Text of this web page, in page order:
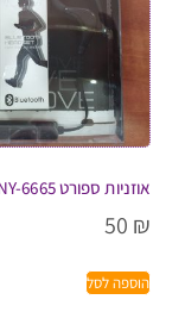
אוזניות ספורט NAVY NY-6665
50 ₪
הוספה לסל